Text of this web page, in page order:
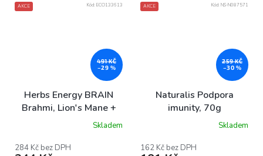
AKCE
491 KČ
–29 %
Herbs Energy BRAIN
Brahmi, Lion's Mane +
Ginkgo, 60 kapslíSkladem
284 Kč bez DPH
Kód: ECO133613 AKCE
259 KČ
–30 %
Naturalis Podpora
imunity, 70g
Skladem
162 Kč bez DPH
Kód: NS-N087571